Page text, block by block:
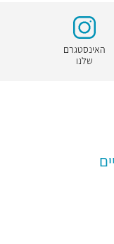
האינסטגרם
שלנו